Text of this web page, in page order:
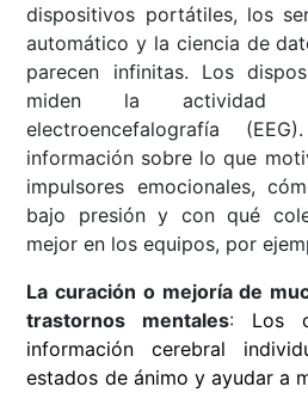
dispositivos portátiles, los
automático y la ciencia de
parecen infinitas. Los
miden la actividad
electroencefalografía
información sobre lo que
impulsores emocionales,
bajo presión y con qué
mejor en los equipos, por
La curación o mejoría de
trastornos mentales: Los
información cerebral
estados de ánimo y ayudar a